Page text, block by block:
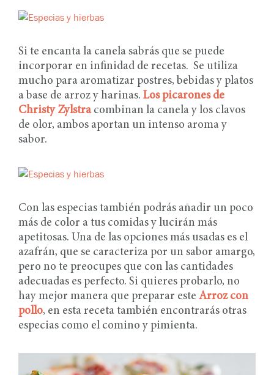
Si te encanta la canela sabrás que se puede
incorporar en infinidad de recetas. Se utiliza
mucho para aromatizar postres, bebidas y platos
a base de arroz y harinas. Los picarones de
Christy Zylstra combinan la canela y los clavos
de olor, ambos aportan un intenso aroma y
sabor.
Con las especias también podrás añadir un poco
más de color a tus comidas y lucirán más
apetitosas. Una de las opciones más usadas es el
azafrán, que se caracteriza por un sabor amargo,
pero no te preocupes que con las cantidades
adecuadas es perfecto. Si quieres probarlo, no
hay mejor manera que preparar este Arroz con
pollo, en esta receta también encontrarás otras
especias como el comino y pimienta.